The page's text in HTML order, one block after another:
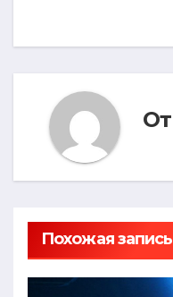
От
Похожая запись